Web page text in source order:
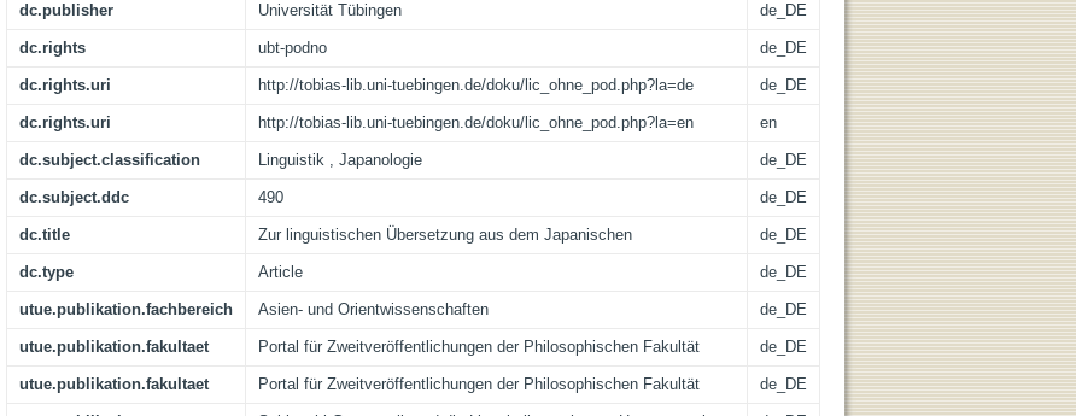
dc.publisher Universität Tübingen de_DE
dc.rights ubt-podno de_DE
dc.rights.uri http://tobias-lib.uni-tuebingen.de/doku/lic_ohne_pod.php?la=de de_DE
dc.rights.uri http://tobias-lib.uni-tuebingen.de/doku/lic_ohne_pod.php?la=en en
dc.subject.classification Linguistik , Japanologie de_DE
dc.subject.ddc 490 de_DE
dc.title Zur linguistischen Übersetzung aus dem Japanischen de_DE
dc.type Article de_DE
utue.publikation.fachbereich Asien- und Orientwissenschaften de_DE
utue.publikation.fakultaet Portal für Zweitveröffentlichungen der Philosophischen Fakultät de_DE
utue.publikation.fakultaet Portal für Zweitveröffentlichungen der Philosophischen Fakultät de_DE